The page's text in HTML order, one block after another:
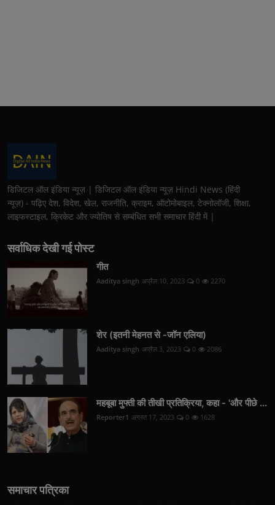
डिजिटल ऑल इंडिया न्यूज़ | डिजिटल ऑल इंडिया न्यूज़ Hindi News (हिंदी
न्यूज़) - पढ़िए देश, विदेश, खेल, राजनीति, क्राइम, ऑटोमोबाइल, टेक्नोलॉजी, शिक्षा,
लाइफस्टाइल, क्रिकेट और ज्योतिष से सम्बंधित सभी समाचार हिंदी में |
सर्वाधिक देखी गई पोस्ट
गीत
Aaditya singh अप्रैल 10, 2023 0 2270
शेर (इतनी मेहनत से -जॉन एलिया)
Aaditya singh अप्रैल 3, 2023 0 2086
महबूबा मुफ्ती की तीखी प्रतिक्रिया, कहा - 'और पीछे ...
Reporter1 अगस्त 17, 2023 0 1628
समाचार पत्रिका